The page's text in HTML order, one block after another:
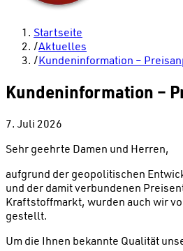
Startseite
/Aktuelles
/Kundeninformation –
Kundeninformation –
7. Juli 2026
Sehr geehrte Damen und Herren,
aufgrund der geopolitischen
und der damit verbundenen
Kraftstoffmarkt, wurden auch wir
gestellt.
Um die Ihnen bekannte Qualität